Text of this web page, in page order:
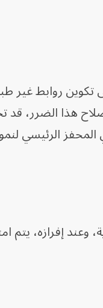
تكوين روابط غير
هذا الضرر، قد
الرئيسي لنمو
وعند إفرازه،